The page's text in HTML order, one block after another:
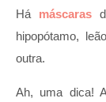
Há máscaras
hipopótamo,
outra.
Ah, uma dica!